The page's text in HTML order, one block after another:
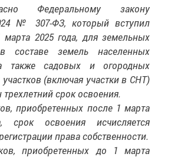
Федеральному закону
№ 307-ФЗ, который вступил
2025 года, для земельных
составе земель населенных
также садовых и огородных
(включая участки в СНТ)
трехлетний срок освоения.
приобретенных после 1 марта
срок освоения исчисляется
права собственности.
приобретенных до 1 марта